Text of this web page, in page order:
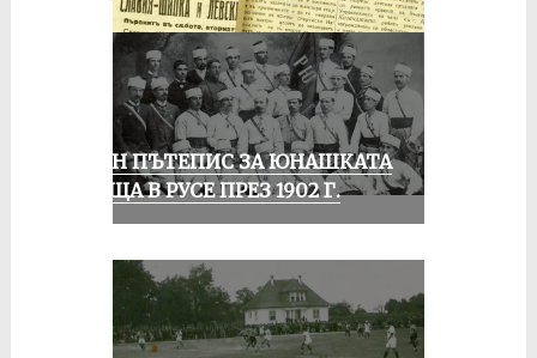
ЕДИН ПЪТЕПИС ЗА ЮНАШКАТА
СРЕЩА В РУСЕ ПРЕЗ 1902 Г.